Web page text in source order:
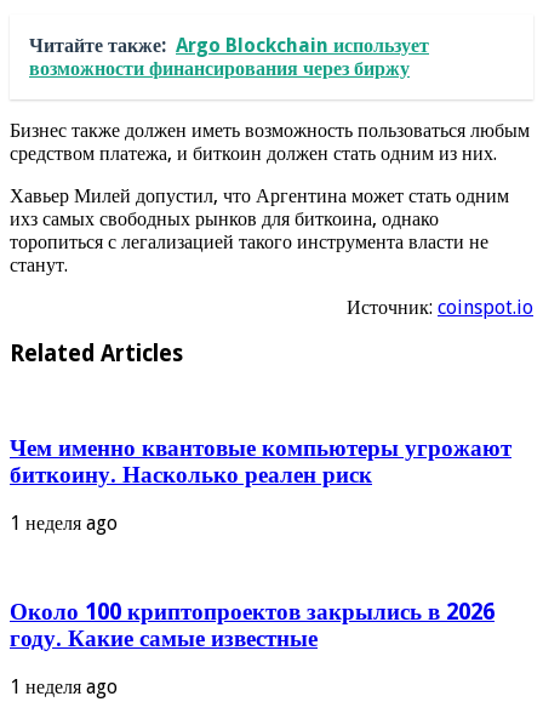
Читайте также: Argo Blockchain использует
возможности финансирования через биржу
Бизнес также должен иметь возможность пользоваться любым
средством платежа, и биткоин должен стать одним из них.
Хавьер Милей допустил, что Аргентина может стать одним
ихз самых свободных рынков для биткоина, однако
торопиться с легализацией такого инструмента власти не
станут.
Источник: coinspot.io
Related Articles
Чем именно квантовые компьютеры угрожают
биткоину. Насколько реален риск
1 неделя ago
Около 100 криптопроектов закрылись в 2026
году. Какие самые известные
1 неделя ago